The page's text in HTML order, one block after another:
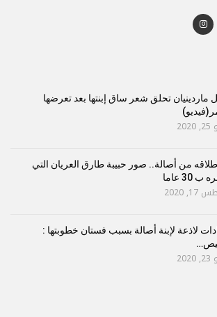
ماردينيان تحلق شعر ساق إبنتها بعد تعرضها
من أصالة.. صور حبيبة طارق العريان التي
30 عاما
2020
لاذعة لإبنة أصالة بسبب فستان خطوبتها :